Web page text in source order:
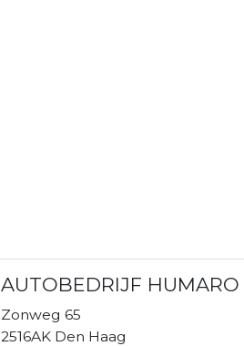
AUTOBEDRIJF HUMARO
Zonweg 65
2516AK Den Haag